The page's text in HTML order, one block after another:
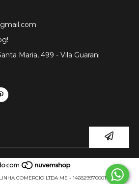
Maria, 499 - Vila Guarani
COMERCIO LTDA ME - 14682997000111 - 2026.